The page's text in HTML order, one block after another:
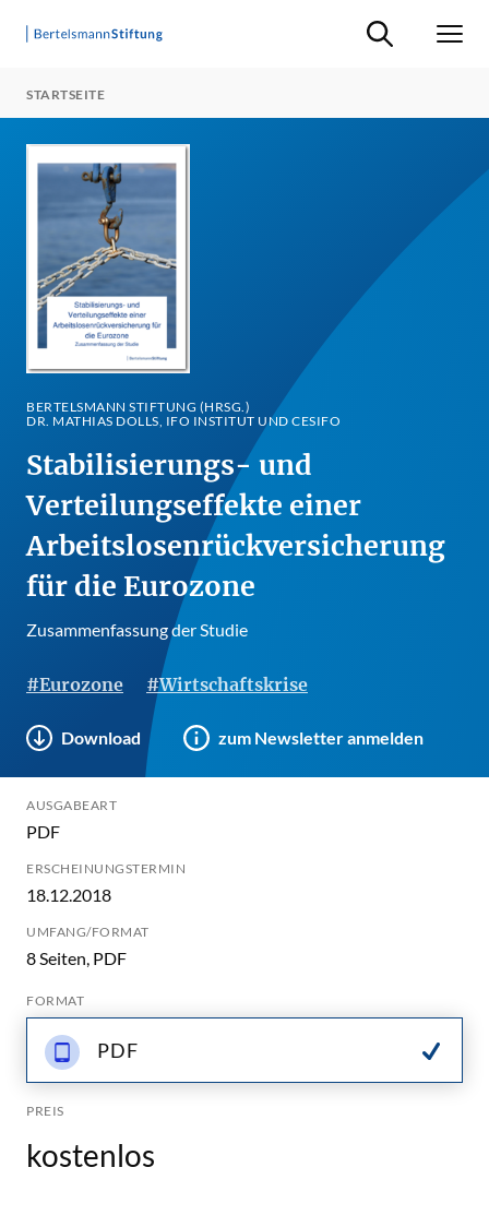
Suche ein-/
STARTSEITE
BERTELSMANN STIFTUNG (HRSG.)
DR. MATHIAS DOLLS, IFO INSTITUT UND CESIFO
Stabilisierungs- und
Verteilungseffekte einer
Arbeitslosenrückversicherung
für die Eurozone
Zusammenfassung der Studie
#Eurozone #Wirtschaftskrise
Download zum Newsletter anmelden
AUSGABEART
PDF
ERSCHEINUNGSTERMIN
18.12.2018
UMFANG/FORMAT
8 Seiten, PDF
FORMAT
PDF
PREIS
kostenlos